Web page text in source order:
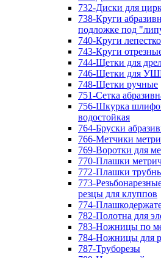
732-Диски для
738-Круги
подложке под
740-Круги
743-Круги
744-Щетки для
746-Щетки для
748-Щетки ручные
751-Сетка
756-Шкурка
водостойкая
764-Бруски
766-Метчики
769-Воротки для
770-Плашки
772-Плашки
773-
резцы для клуппов
774-
782-Полотна для
783-Ножницы по
784-Ножницы для
787-Труборезы